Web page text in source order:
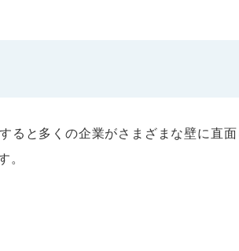
ると多くの企業がさまざまな壁に直面
。